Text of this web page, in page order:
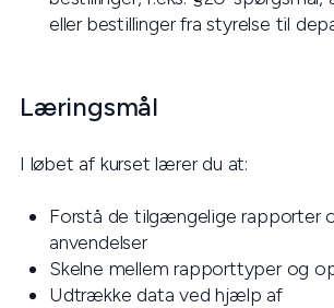
eller bestillinger fra styrelse til
Læringsmål
I løbet af kurset lærer du at:
Forstå de tilgængelige rapporter
anvendelser
Skelne mellem rapporttyper og
Udtrække data ved hjælp af